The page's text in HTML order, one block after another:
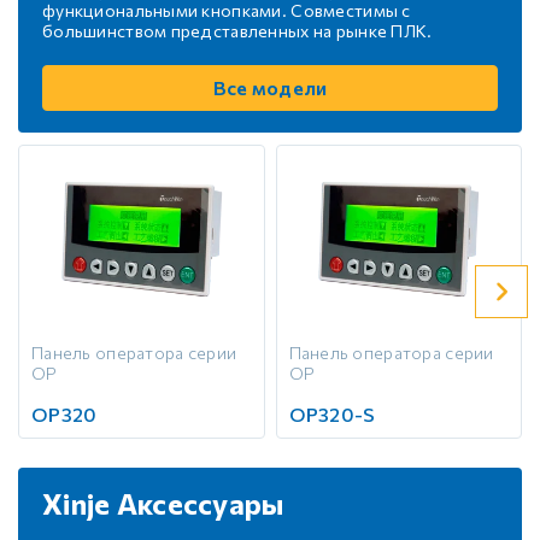
функциональными кнопками. Совместимы с
большинством представленных на рынке ПЛК.
Все модели
Панель оператора серии
OP
OP320
Панель оператора серии
OP
OP320-S
Xinje Аксессуары